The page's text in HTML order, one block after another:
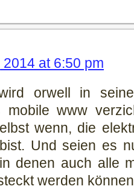
at 6:50 pm
orwell in
mobile www
wenn, die
Und seien es
denen auch alle
werden